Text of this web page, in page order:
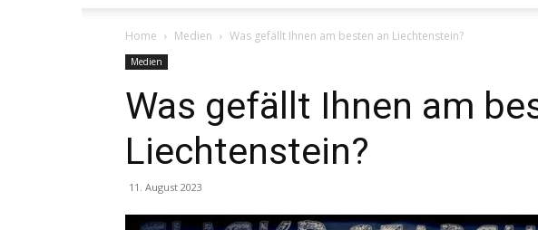
Home Medien Was gefällt Ihnen am besten an Liechtenstein?
Medien
Was gefällt Ihnen am
Liechtenstein?
11. August 2023